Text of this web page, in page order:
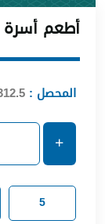
أطعم أسرة
المحصل :
5